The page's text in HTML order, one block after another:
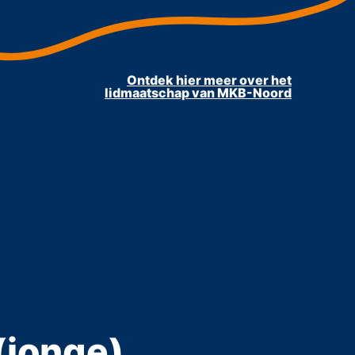
Ontdek hier meer over het
lidmaatschap van MKB-Noord